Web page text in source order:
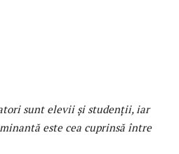
sunt elevii și studenții, iar
este cea cuprinsă între